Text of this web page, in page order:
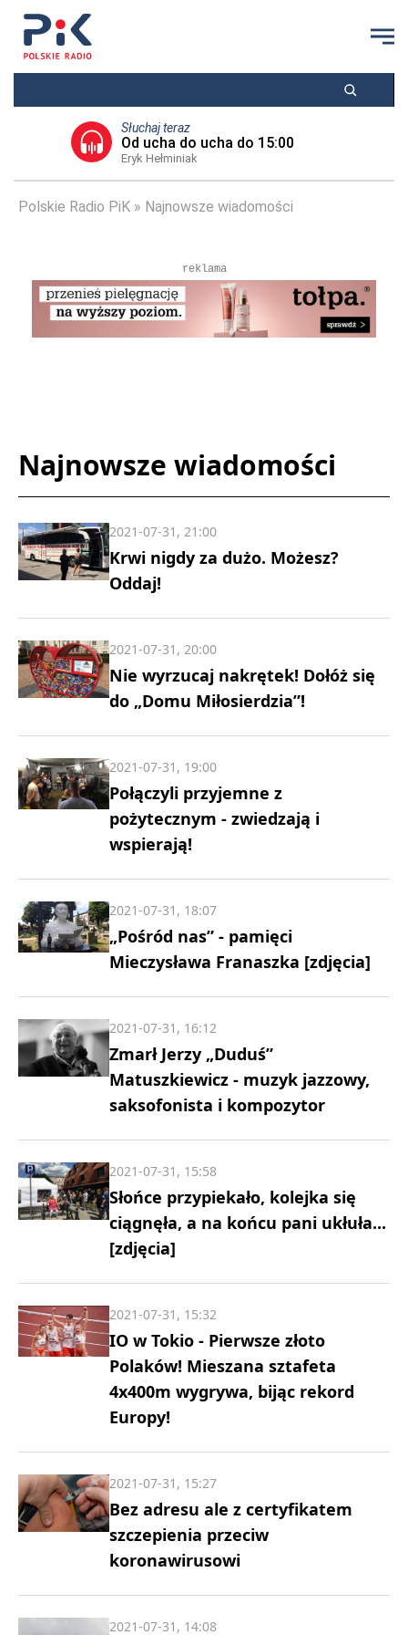
Słuchaj teraz
Od ucha do ucha do 15:00
Eryk Hełminiak
Polskie Radio PiK Najnowsze wiadomości
reklama
Najnowsze wiadomości
Krwi nigdy za dużo. Możesz?
Oddaj!
2021-07-31, 21:00
Nie wyrzucaj nakrętek! Dołóż się
do „Domu Miłosierdzia”!
2021-07-31, 20:00
Połączyli przyjemne z
pożytecznym - zwiedzają i
wspierają!
2021-07-31, 19:00
„Pośród nas” - pamięci
Mieczysława Franaszka [zdjęcia]
2021-07-31, 18:07
Zmarł Jerzy „Duduś”
Matuszkiewicz - muzyk jazzowy,
saksofonista i kompozytor
2021-07-31, 16:12
Słońce przypiekało, kolejka się
ciągnęła, a na końcu pani ukłuła...
[zdjęcia]
2021-07-31, 15:58
IO w Tokio - Pierwsze złoto
Polaków! Mieszana sztafeta
4x400m wygrywa, bijąc rekord
Europy!
2021-07-31, 15:32
Bez adresu ale z certyfikatem
szczepienia przeciw
koronawirusowi
2021-07-31, 15:27
2021-07-31, 14:08